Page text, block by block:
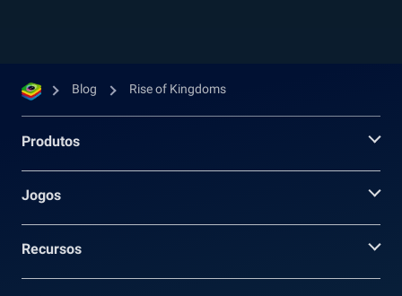
Blog Rise of Kingdoms
Produtos
Jogos
Recursos